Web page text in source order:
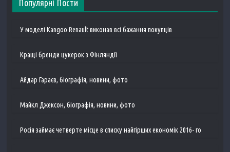
Популярні Пости
У моделі Kangoo Renault виконав всі бажання покупців
Кращі бренди цукерок з Фінляндії
Айдар Гараєв, біографія, новини, фото
Майкл Джексон, біографія, новини, фото
Росія займає четверте місце в списку найгірших економік 2016- го